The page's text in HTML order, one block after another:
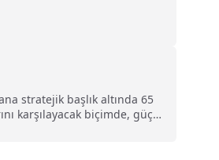
stratejik başlık altında 65
karşılayacak biçimde, güçlü